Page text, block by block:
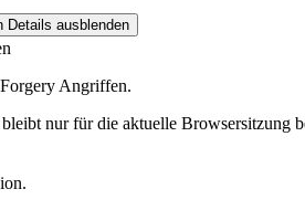
Details ausblenden
Angriffen.
nur für die aktuelle Browsersitzung